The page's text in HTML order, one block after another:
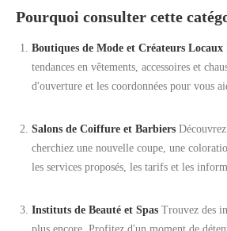
Pourquoi consulter cette
Boutiques de Mode et Créateurs Locaux
tendances en vêtements, accessoires et
d'ouverture et les coordonnées pour vous
Salons de Coiffure et Barbiers
cherchiez une nouvelle coupe, une
les services proposés, les tarifs et les
Instituts de Beauté et Spas Trouvez des